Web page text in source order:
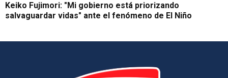
Keiko Fujimori: "Mi gobierno está priorizando
salvaguardar vidas" ante el fenómeno de El Niño